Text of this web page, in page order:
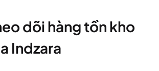
dõi hàng tồn kho
Indzara